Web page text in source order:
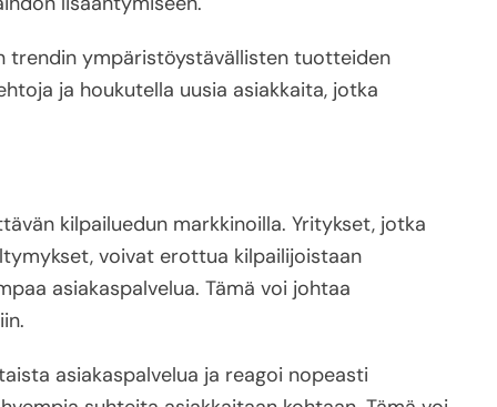
trendin ympäristöystävällisten tuotteiden
ja houkutella uusia asiakkaita, jotka
kilpailuedun markkinoilla. Yritykset, jotka
voivat erottua kilpailijoistaan
asiakaspalvelua. Tämä voi johtaa
asiakaspalvelua ja reagoi nopeasti